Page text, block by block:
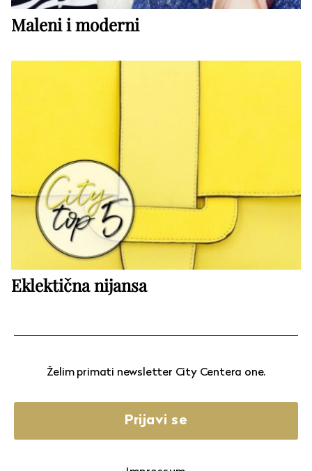
Maleni i moderni
Eklektična nijansa
Želim primati newsletter City Centera one.
Prijavi se